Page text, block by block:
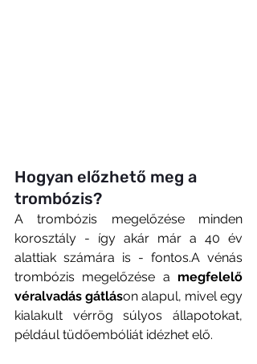
Hogyan előzhető meg a
trombózis?
A trombózis megelőzése minden
korosztály - így akár már a 40 év
alattiak számára is - fontos.A vénás
trombózis megelőzése a megfelelő
véralvadás gátláson alapul, mivel egy
kialakult vérrög súlyos állapotokat,
például tüdőembóliát idézhet elő.